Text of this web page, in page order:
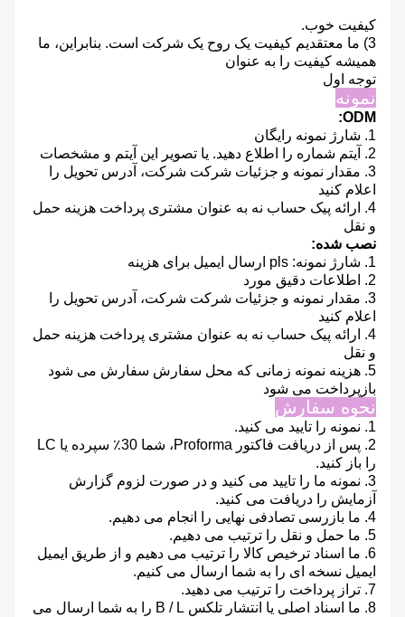
کیفیت خوب.
3) ما معتقدیم کیفیت یک روح یک شرکت است.
بنابراین، ما
همیشه کیفیت را به عنوان
توجه اول
نمونه
ODM:
1. شارژ نمونه رایگان
2. آیتم شماره را اطلاع دهید.
یا تصویر این آیتم و مشخصات
3. مقدار نمونه و جزئیات شرکت شرکت، آدرس تحویل را
اعلام کنید
4. ارائه پیک حساب نه به عنوان مشتری پرداخت هزینه حمل
و نقل
نصب شده:
1. شارژ نمونه: pls ارسال ایمیل برای هزینه
2. اطلاعات دقیق مورد
3. مقدار نمونه و جزئیات شرکت شرکت، آدرس تحویل را
اعلام کنید
4. ارائه پیک حساب نه به عنوان مشتری پرداخت هزینه حمل
و نقل
5. هزینه نمونه زمانی که محل سفارش سفارش می شود
بازپرداخت می شود
نحوه سفارش
1. نمونه را تایید می کنید.
2. پس از دریافت فاکتور Proforma، شما 30٪ سپرده یا LC
را باز کنید.
3. نمونه ما را تایید می کنید و در صورت لزوم گزارش
آزمایش را دریافت می کنید.
4. ما بازرسی تصادفی نهایی را انجام می دهیم.
5. ما حمل و نقل را ترتیب می دهیم.
6. ما اسناد ترخیص کالا را ترتیب می دهیم و از طریق ایمیل
ایمیل نسخه ای را به شما ارسال می کنیم.
7. تراز پرداخت را ترتیب می دهید.
8. ما اسناد اصلی یا انتشار تلکس B / L را به شما ارسال می